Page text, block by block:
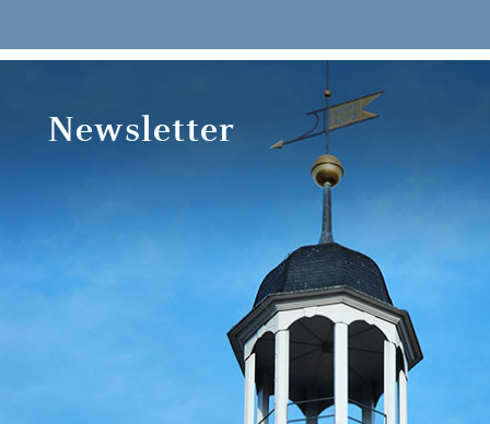
Newsletter